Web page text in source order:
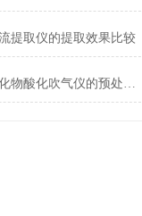
提取仪的提取效果比较
智能水质硫化物酸化吹气仪的预处理装置及条件的选择